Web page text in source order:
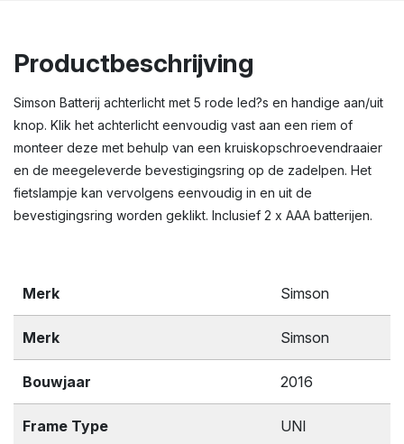
Productbeschrijving
Simson Batterij achterlicht met 5 rode led?s en handige aan/uit
knop. Klik het achterlicht eenvoudig vast aan een riem of
monteer deze met behulp van een kruiskopschroevendraaier
en de meegeleverde bevestigingsring op de zadelpen. Het
fietslampje kan vervolgens eenvoudig in en uit de
bevestigingsring worden geklikt. Inclusief 2 x AAA batterijen.
Merk Simson
Merk Simson
Bouwjaar 2016
Frame Type UNI